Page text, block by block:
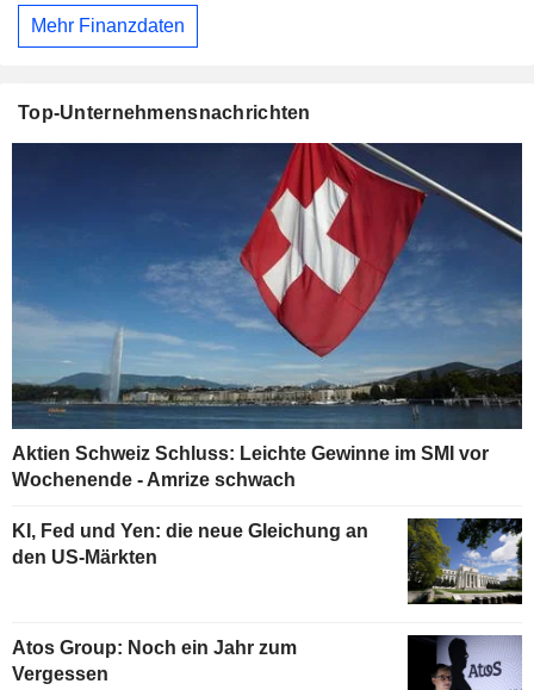
Mehr Finanzdaten
Top-Unternehmensnachrichten
Aktien Schweiz Schluss: Leichte Gewinne im SMI vor
Wochenende - Amrize schwach
KI, Fed und Yen: die neue Gleichung an
den US-Märkten
Atos Group: Noch ein Jahr zum
Vergessen